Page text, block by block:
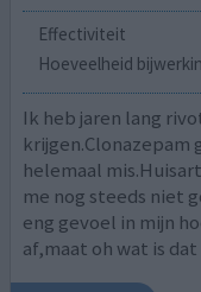
Effectiviteit
Hoeveelheid
Ik heb jaren lang
krijgen.Clonazepam
helemaal
me nog steeds niet
eng gevoel in mijn
af,maat oh wat is